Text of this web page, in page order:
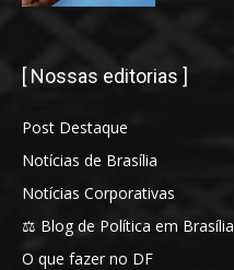
[ Nossas editorias ]
Post Destaque
Notícias de Brasília
Notícias Corporativas
⚖️ Blog de Política em Brasília
O que fazer no DF